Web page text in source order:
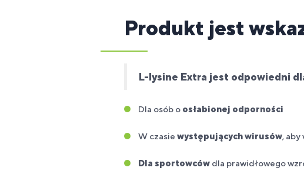
Produkt jest
L-lysine Extra jest odpowiedni
Dla osób o osłabionej odporności
W czasie występujących wirusów, aby
Dla sportowców dla prawidłowego